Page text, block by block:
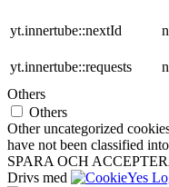
yt.innertube::nextId
yt.innertube::requests
Others
Others
Other uncategorized
have not been classified
SPARA OCH
Drivs med